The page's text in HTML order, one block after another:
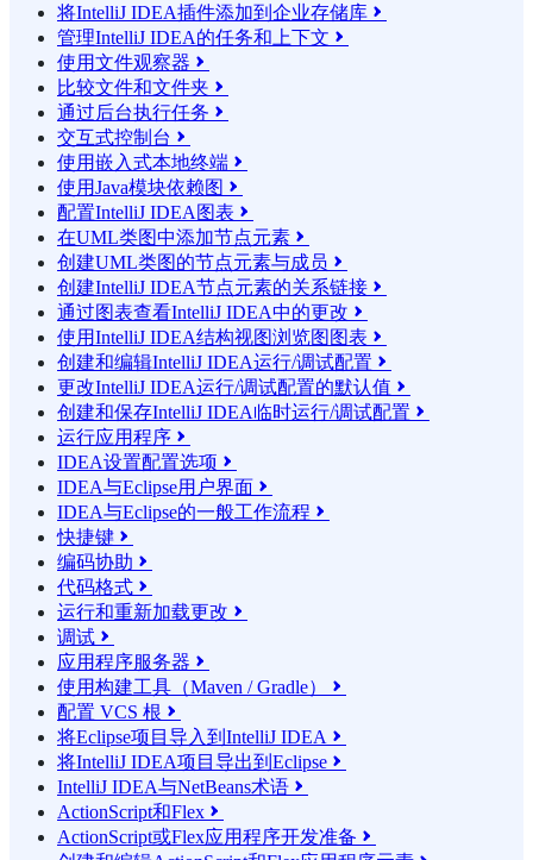
将IntelliJ IDEA插件添加到企业存储库 
管理IntelliJ IDEA的任务和上下文 
使用文件观察器 
比较文件和文件夹 
通过后台执行任务 
交互式控制台 
使用嵌入式本地终端 
使用Java模块依赖图 
配置IntelliJ IDEA图表 
在UML类图中添加节点元素 
创建UML类图的节点元素与成员 
创建IntelliJ IDEA节点元素的关系链接 
通过图表查看IntelliJ IDEA中的更改 
使用IntelliJ IDEA结构视图浏览图图表 
创建和编辑IntelliJ IDEA运行/调试配置 
更改IntelliJ IDEA运行/调试配置的默认值 
创建和保存IntelliJ IDEA临时运行/调试配置 
运行应用程序 
IDEA设置配置选项 
IDEA与Eclipse用户界面 
IDEA与Eclipse的一般工作流程 
快捷键 
编码协助 
代码格式 
运行和重新加载更改 
调试 
应用程序服务器 
使用构建工具（Maven / Gradle） 
配置 VCS 根 
将Eclipse项目导入到IntelliJ IDEA 
将IntelliJ IDEA项目导出到Eclipse 
IntelliJ IDEA与NetBeans术语 
ActionScript和Flex 
ActionScript或Flex应用程序开发准备 